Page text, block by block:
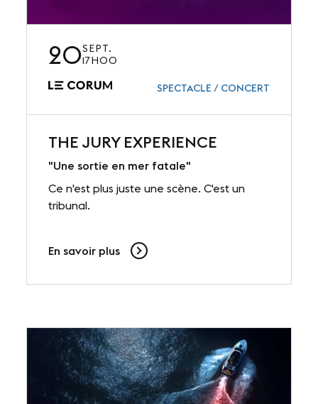
20SEPT.
17H00
SPECTACLE / CONCERT
THE JURY EXPERIENCE
"Une sortie en mer fatale"
Ce n'est plus juste une scène. C'est un
tribunal.
En savoir plus